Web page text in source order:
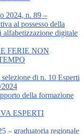
2024, n. 89 –
al possesso della
alfabetizzazione digitale
FERIE NON
di n. 10 Esperti
della formazione
ESPERTI
– graduatoria regionale